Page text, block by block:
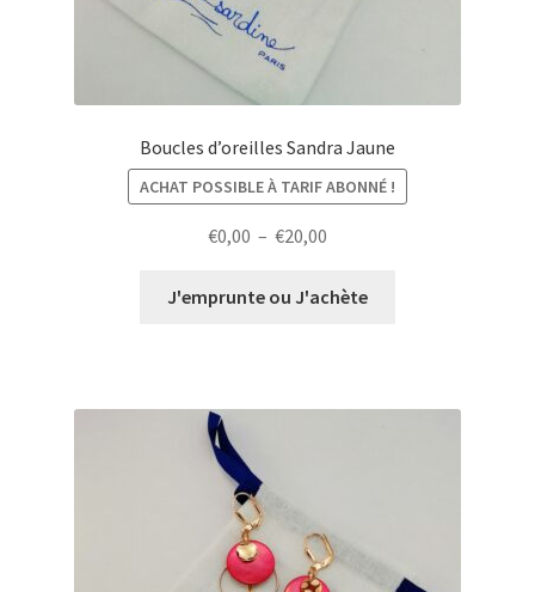
Boucles d’oreilles Sandra Jaune
ACHAT POSSIBLE À TARIF ABONNÉ !
€0,00 – €20,00
prix :
J'emprunte ou J'achète